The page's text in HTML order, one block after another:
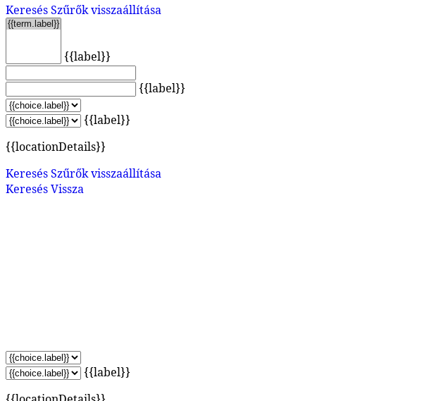
KeresésSzűrők visszaállítása
{{label}}
{{label}}
{{label}}
{{locationDetails}}
KeresésSzűrők visszaállítása
KeresésVissza
{{label}}